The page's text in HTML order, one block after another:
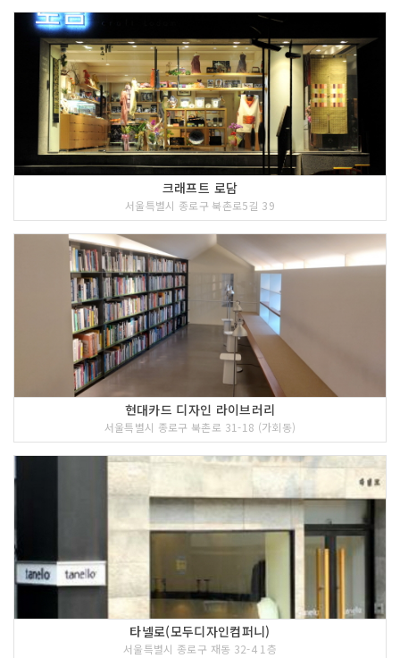
크래프트 로담
서울특별시 종로구 북촌로5길 39
현대카드 디자인 라이브러리
서울특별시 종로구 북촌로 31-18 (가회동)
타넬로(모두디자인컴퍼니)
서울특별시 종로구 재동 32-4 1층